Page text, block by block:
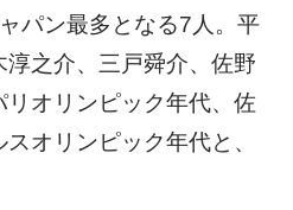
パン最多となる7人。平
之介、三戸舜介、佐野
オリンピック年代、佐
オリンピック年代と、